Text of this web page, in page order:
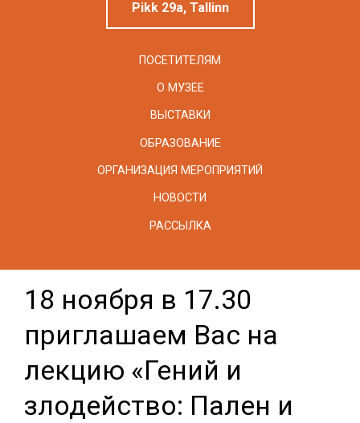
Pikk 29a, Tallinn
ПОСЕТИТЕЛЯМ
О МУЗЕЕ
ВЫСТАВКИ
ОБРАЗОВАНИЕ
ОРГАНИЗАЦИЯ МЕРОПРИЯТИЙ
НОВОСТИ
РАССЫЛКА
18 ноября в 17.30
приглашаем Вас на
лекцию «Гений и
злодейство: Пален и